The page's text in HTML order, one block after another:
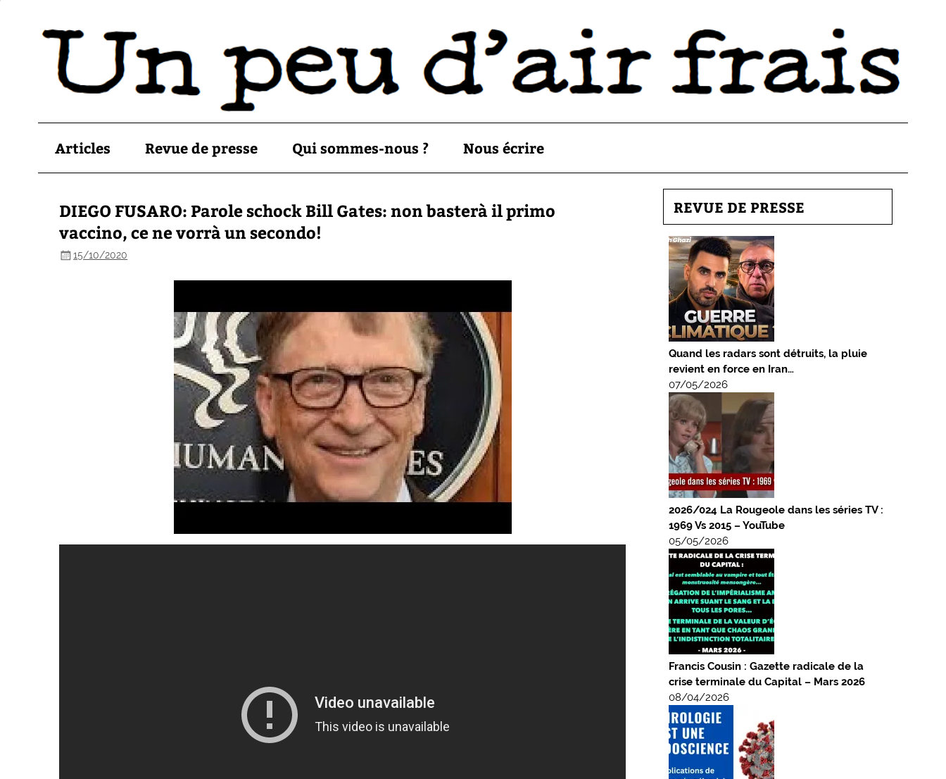
Articles Revue de presse Qui sommes-nous ? Nous écrire
DIEGO FUSARO: Parole schock Bill Gates: non basterà il primo
vaccino, ce ne vorrà un secondo!
15/10/2020
REVUE DE PRESSE
Quand les radars sont détruits, la pluie
revient en force en Iran…
07/05/2026
2026/024 La Rougeole dans les séries TV :
1969 Vs 2015 – YouTube
05/05/2026
Francis Cousin : Gazette radicale de la
crise terminale du Capital – Mars 2026
08/04/2026